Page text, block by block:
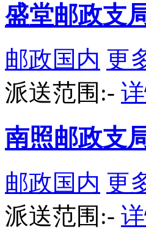
盛堂邮政支
邮政国内 更
派送范围:-
南照邮政支
邮政国内 更
派送范围:-